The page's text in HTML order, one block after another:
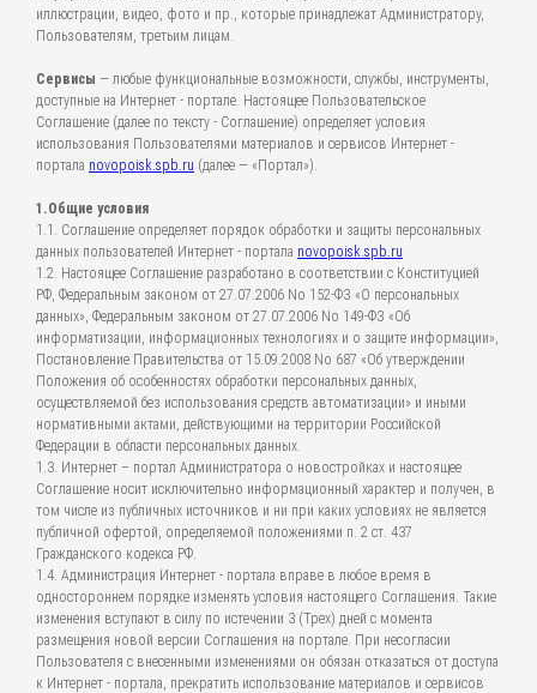
иллюстрации, видео, фото и пр., которые принадлежат Администратору,
Пользователям, третьим лицам.
Сервисы — любые функциональные возможности, службы, инструменты,
доступные на Интернет - портале. Настоящее Пользовательское
Соглашение (далее по тексту - Соглашение) определяет условия
использования Пользователями материалов и сервисов Интернет -
портала novopoisk.spb.ru (далее — «Портал»).
1.Общие условия
1.1. Соглашение определяет порядок обработки и защиты персональных
данных пользователей Интернет - портала novopoisk.spb.ru
1.2. Настоящее Соглашение разработано в соответствии с Конституцией
РФ, Федеральным законом от 27.07.2006 No 152-ФЗ «О персональных
данных», Федеральным законом от 27.07.2006 No 149-ФЗ «Об
информатизации, информационных технологиях и о защите информации»,
Постановление Правительства от 15.09.2008 No 687 «Об утверждении
Положения об особенностях обработки персональных данных,
осуществляемой без использования средств автоматизации» и иными
нормативными актами, действующими на территории Российской
Федерации в области персональных данных.
1.3. Интернет – портал Администратора о новостройках и настоящее
Соглашение носит исключительно информационный характер и получен, в
том числе из публичных источников и ни при каких условиях не является
публичной офертой, определяемой положениями п. 2 ст. 437
Гражданского кодекса РФ.
1.4. Администрация Интернет - портала вправе в любое время в
одностороннем порядке изменять условия настоящего Соглашения. Такие
изменения вступают в силу по истечении 3 (Трех) дней с момента
размещения новой версии Соглашения на портале. При несогласии
Пользователя с внесенными изменениями он обязан отказаться от доступа
к Интернет - портала, прекратить использование материалов и сервисов